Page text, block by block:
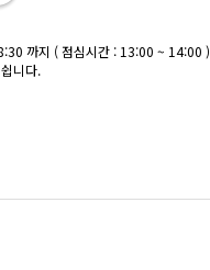
까지 ( 점심시간 : 13:00 ~ 14:00 )
니다.